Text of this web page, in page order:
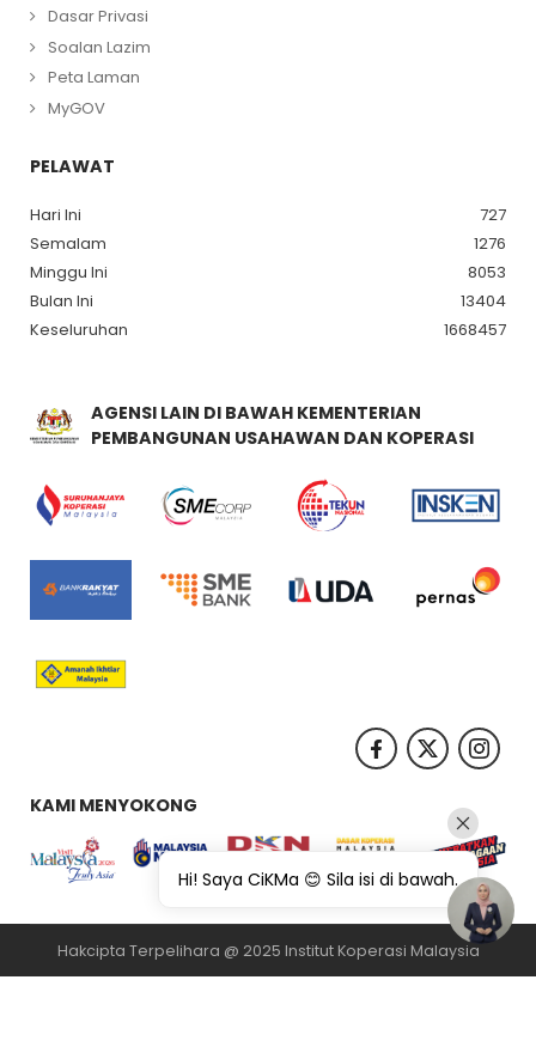
Dasar Privasi
Soalan Lazim
Peta Laman
MyGOV
PELAWAT
Hari Ini
727
Semalam
1276
Minggu Ini
8053
Bulan Ini
13404
Keseluruhan
1668457
AGENSI LAIN DI BAWAH KEMENTERIAN
PEMBANGUNAN USAHAWAN DAN KOPERASI
KAMI MENYOKONG
Hakcipta Terpelihara @ 2025 Institut Koperasi Malaysia
Hi! Saya CiKMa 😊 Sila isi di bawah.